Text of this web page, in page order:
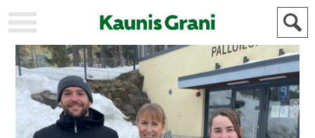
KAUPUNKI
STADEN
AJANKOHTAISTA
AKTUELLT
URHEILU
IDROTT
KULTTUURI
KULTUR